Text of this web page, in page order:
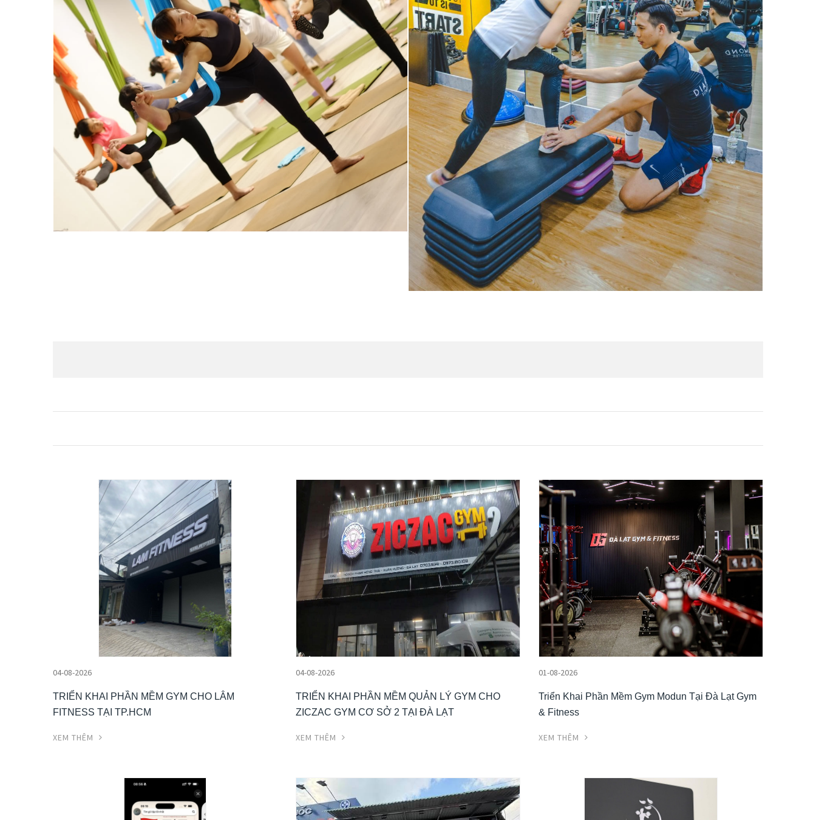
04-08-2026
TRIỂN KHAI PHẦN MỀM GYM CHO LÂM
FITNESS TẠI TP.HCM
XEM THÊM
04-08-2026
TRIỂN KHAI PHẦN MỀM QUẢN LÝ GYM CHO
ZICZAC GYM CƠ SỞ 2 TẠI ĐÀ LẠT
XEM THÊM
01-08-2026
Triển Khai Phần Mềm Gym Modun Tại Đà Lạt Gym
& Fitness
XEM THÊM